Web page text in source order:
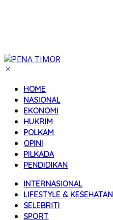
HOME
NASIONAL
EKONOMI
HUKRIM
POLKAM
OPINI
PILKADA
PENDIDIKAN
INTERNASIONAL
LIFESTYLE & KESEHATAN
SELEBRITI
SPORT